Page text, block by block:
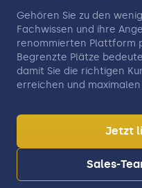
Gehören Sie zu den
Fachwissen und ihre
renommierten Plattform
Begrenzte Plätze
damit Sie die richtigen
erreichen und
Jetzt
Sales-